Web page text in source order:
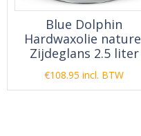
Blue Dolphin
Hardwaxolie
Zijdeglans 2.5 liter
€108.95 incl. BTW